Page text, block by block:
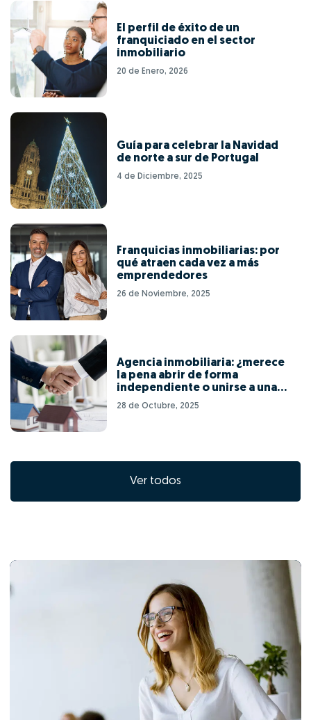
El perfil de éxito de un
franquiciado en el sector
inmobiliario
20 de Enero, 2026
Guía para celebrar la Navidad
de norte a sur de Portugal
4 de Diciembre, 2025
Franquicias inmobiliarias: por
qué atraen cada vez a más
emprendedores
26 de Noviembre, 2025
Agencia inmobiliaria: ¿merece
la pena abrir de forma
independiente o unirse a una
red de franquicias?
28 de Octubre, 2025
Ver todos